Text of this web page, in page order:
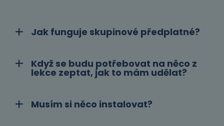
Jak funguje skupinové předplatné?
Když se budu potřebovat na něco z
lekce zeptat, jak to mám udělat?
Musím si něco instalovat?